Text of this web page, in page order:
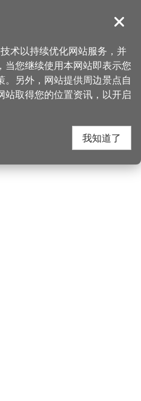
導覽
实味香肉舖行
周边店家
关闭
术以持续优化网站服务，并
当您继续使用本网站即表示您
另外，网站提供周边景点自
站取得您的位置资讯，以开启
我知道了